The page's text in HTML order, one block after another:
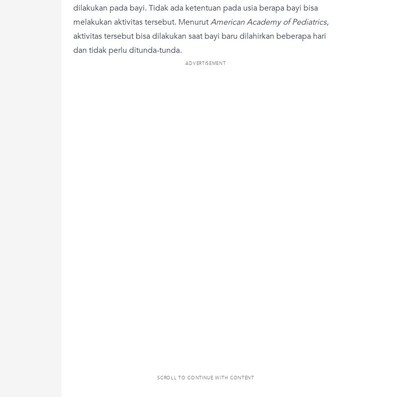
dilakukan pada bayi. Tidak ada ketentuan pada usia berapa bayi bisa
melakukan aktivitas tersebut. MenurutAmerican Academy of Pediatrics,
aktivitas tersebut bisa dilakukan saat bayi baru dilahirkan beberapa hari
dan tidak perlu ditunda-tunda.
ADVERTISEMENT
SCROLL TO CONTINUE WITH CONTENT